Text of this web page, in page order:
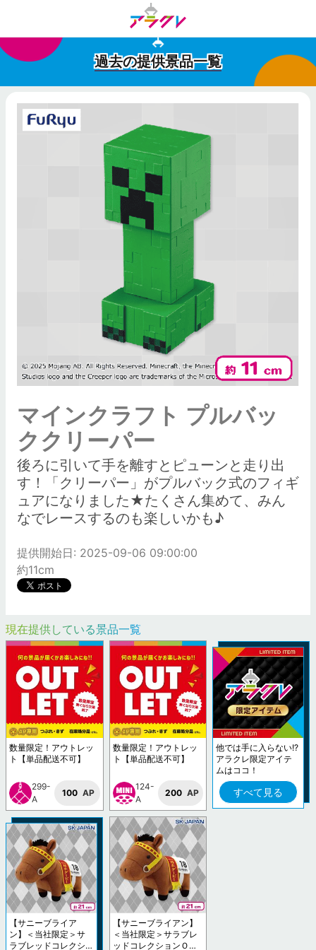
過去の提供景品一覧
マインクラフト プルバッ
ククリーパー
後ろに引いて手を離すとピューンと走り出
す！「クリーパー」がプルバック式のフィギ
ュアになりました★たくさん集めて、みん
なでレースするのも楽しいかも♪
提供開始日: 2025-09-06 09:00:00
約11cm
現在提供している景品一覧
数量限定！アウトレッ
ト【単品配送不可】
299-
A
100 AP
数量限定！アウトレッ
ト【単品配送不可】
124-
A
200 AP
他では手に入らない!?
アラクレ限定アイテ
ムはココ！
すべて見る
【サニーブライア
ン】＜当社限定＞サ
ラブレッドコレクシ
【サニーブライアン】
＜当社限定＞サラブレ
ッドコレクションＯＫ